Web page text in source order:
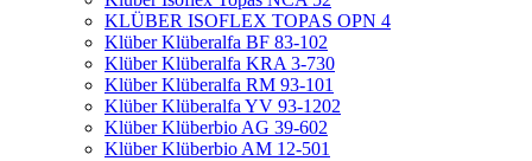
KLÜBER ISOFLEX TOPAS OPN 4
Klüber Klüberalfa BF 83-102
Klüber Klüberalfa KRA 3-730
Klüber Klüberalfa RM 93-101
Klüber Klüberalfa YV 93-1202
Klüber Klüberbio AG 39-602
Klüber Klüberbio AM 12-501